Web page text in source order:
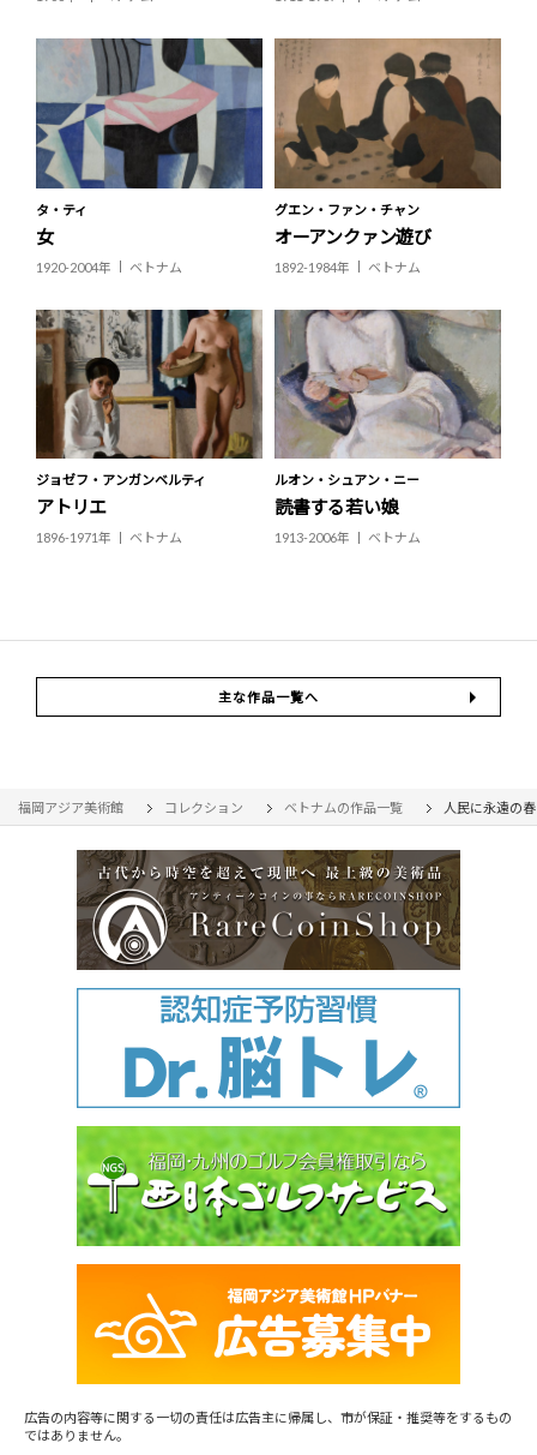
タ・ティ
女
1920-2004年 ベトナム
グエン・ファン・チャン
オーアンクァン遊び
1892-1984年 ベトナム
ジョゼフ・アンガンベルティ
アトリエ
1896-1971年 ベトナム
ルオン・シュアン・ニー
読書する若い娘
1913-2006年 ベトナム
主な作品一覧へ
福岡アジア美術館 コレクション ベトナムの作品一覧 人民に永遠の
広告の内容等に関する一切の責任は広告主に帰属し、市が保証・推奨等をするもの
ではありません。